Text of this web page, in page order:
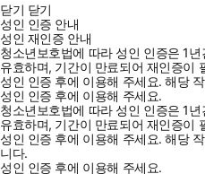
닫기 닫기
성인 인증 안내
성인 재인증 안내
청소년보호법에 따라 성인 인증은 1년
유효하며, 기간이 만료되어 재인증이
성인 인증 후에 이용해 주세요.해당
성인 인증 후에 이용해 주세요.
청소년보호법에 따라 성인 인증은 1년
유효하며, 기간이 만료되어 재인증이
성인 인증 후에 이용해 주세요.해당
니다.
성인 인증 후에 이용해 주세요.